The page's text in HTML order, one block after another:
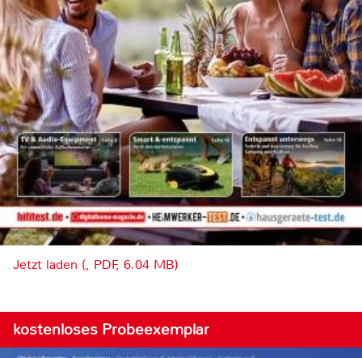
Jetzt laden (, PDF, 6.04 MB)
kostenloses Probeexemplar